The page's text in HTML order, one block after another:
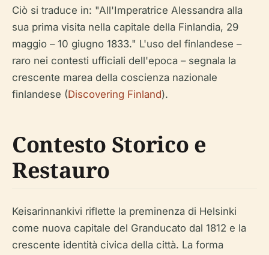
Ciò si traduce in: "All'Imperatrice Alessandra alla
sua prima visita nella capitale della Finlandia, 29
maggio – 10 giugno 1833." L'uso del finlandese –
raro nei contesti ufficiali dell'epoca – segnala la
crescente marea della coscienza nazionale
finlandese (Discovering Finland).
Contesto Storico e
Restauro
Keisarinnankivi riflette la preminenza di Helsinki
come nuova capitale del Granducato dal 1812 e la
crescente identità civica della città. La forma